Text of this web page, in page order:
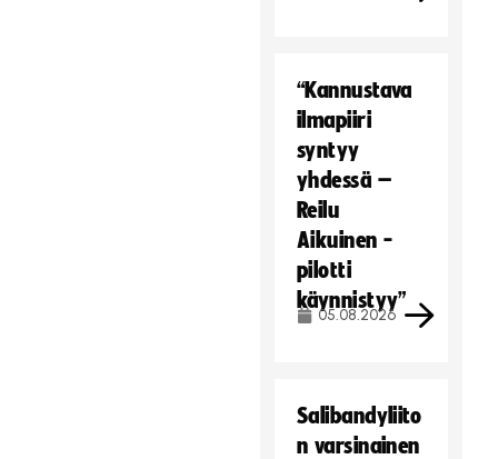
“Kannustava
ilmapiiri
syntyy
yhdessä –
Reilu
Aikuinen -
pilotti
käynnistyy”
05.08.2026
Salibandyliito
n varsinainen